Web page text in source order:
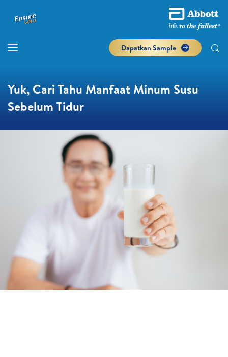
Dapatkan Sample
Yuk, Cari Tahu Manfaat Minum Susu
Sebelum Tidur